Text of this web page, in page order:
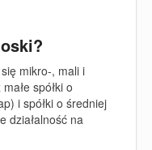
mikro-, mali i
spółki o
i spółki o średniej
działalność na